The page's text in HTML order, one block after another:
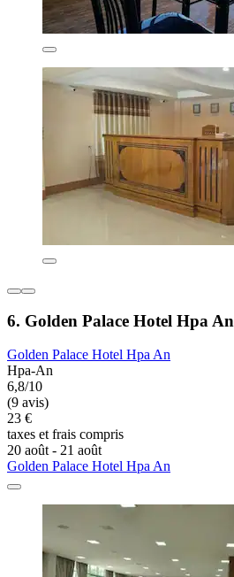
6. Golden Palace Hotel Hpa An
Golden Palace Hotel Hpa An
Hpa-An
6,8/10
(9 avis)
23 €
taxes et frais compris
20 août - 21 août
Golden Palace Hotel Hpa An